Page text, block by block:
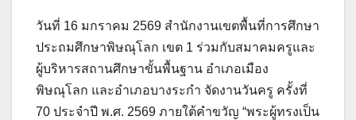
วันที่ 16 มกราคม 2569 สำนักงานเขตพื้นที่การศึกษา
ประถมศึกษาพิษณุโลก เขต 1 ร่วมกับสมาคมครูและ
ผู้บริหารสถานศึกษาขั้นพื้นฐาน อำเภอเมือง
พิษณุโลก และอำเภอบางระกำ จัดงานวันครู ครั้งที่
70 ประจำปี พ.ศ. 2569 ภายใต้คำขวัญ “พระผู้ทรงเป็น